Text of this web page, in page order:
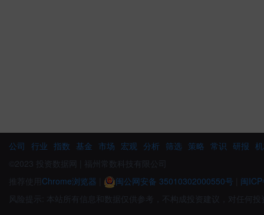
公司 行业 指数 基金 市场 宏观 分析 筛选 策略 常识 研报
©2023 投资数据网 | 福州常数科技有限公司
推荐使用 Chrome浏览器 闽公网安备 35010302000550号
闽
风险提示: 本站所有信息和数据仅供参考，不构成投资建议，对任何